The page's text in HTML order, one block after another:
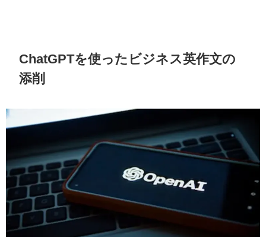
ChatGPTを使ったビジネス英作文の
添削